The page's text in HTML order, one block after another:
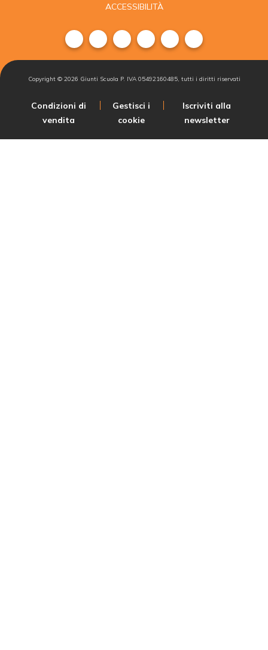
ACCESSIBILITÀ
Copyright © 2026 Giunti Scuola P. IVA 05492160485, tutti i diritti riservati
Condizioni di
vendita
Gestisci i
cookie
Iscriviti alla
newsletter